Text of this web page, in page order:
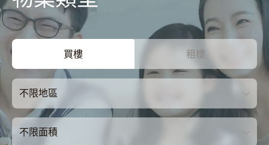
買樓 租樓
不限地區
不限面積